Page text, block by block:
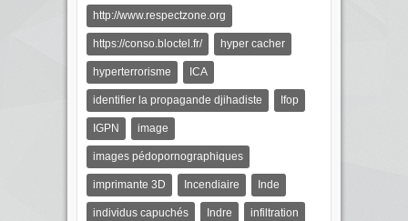
http://www.respectzone.org
https://conso.bloctel.fr/ hyper cacher
hyperterrorisme ICA
identifier la propagande djihadiste Ifop
IGPN image
images pédopornographiques
imprimante 3D Incendiaire Inde
individus capuchés Indre infiltration